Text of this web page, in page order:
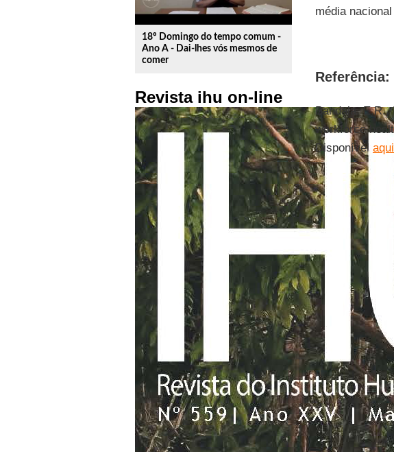
18º Domingo do tempo comum -
Ano A - Dai-lhes vós mesmos de
comer
Revista ihu on-line
média
Referência:
Bandala, E.R.,
workforce
Disponível aqui